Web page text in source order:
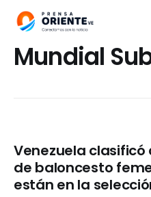
Mundial
Venezuela clasificó
de baloncesto
están en la